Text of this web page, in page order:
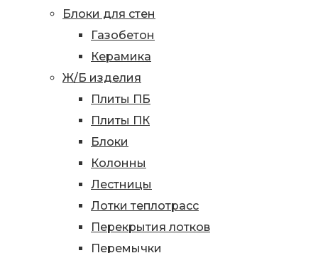
Блоки для стен
Газобетон
Керамика
Ж/Б изделия
Плиты ПБ
Плиты ПК
Блоки
Колонны
Лестницы
Лотки теплотрасс
Перекрытия лотков
Перемычки